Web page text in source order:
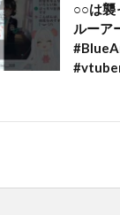
○○は襲
ルーア